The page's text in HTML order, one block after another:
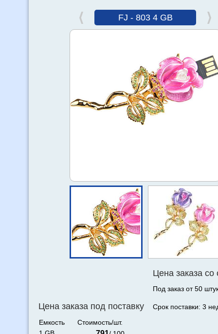
FJ - 803 4 GB
Цена заказа под поставку
Емкость
Стоимость/шт.
Цена заказа со
Под заказ от 50
Срок поставки: 3